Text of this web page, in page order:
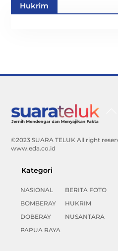
Hukrim
©2023 SUARA TELUK All right
www.eda.co.id
Kategori
NASIONAL
BOMBERAY
DOBERAY
PAPUA RAYA
BERITA FOTO
HUKRIM
NUSANTARA